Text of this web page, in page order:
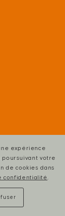
expérience
poursuivant votre
de cookies dans
confidentialité.